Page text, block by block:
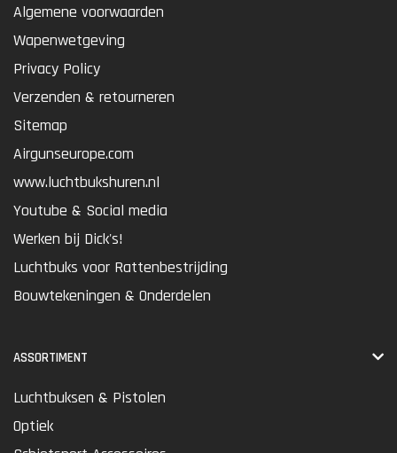
Algemene voorwaarden
Wapenwetgeving
Privacy Policy
Verzenden & retourneren
Sitemap
Airgunseurope.com
www.luchtbukshuren.nl
Youtube & Social media
Werken bij Dick's!
Luchtbuks voor Rattenbestrijding
Bouwtekeningen & Onderdelen
ASSORTIMENT
Luchtbuksen & Pistolen
Optiek